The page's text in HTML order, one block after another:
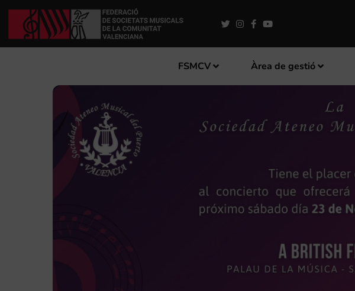
FSMCV Àrea de gestió